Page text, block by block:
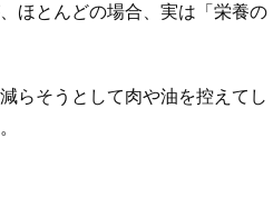
ほとんどの場合、実は「栄養の
らそうとして肉や油を控えてし